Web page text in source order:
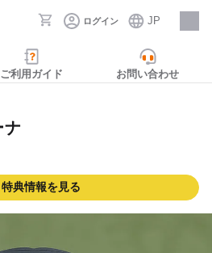
ログイン JP
採用情報
ご利用ガイド お問い合わせ
ナ
特典情報を見る